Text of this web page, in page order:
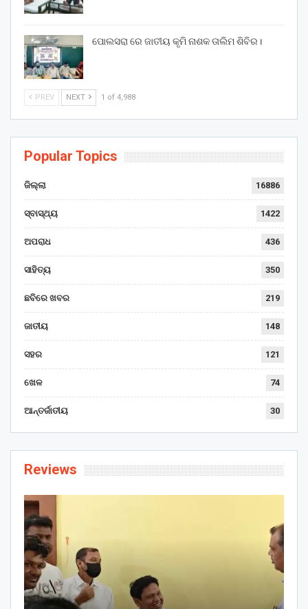
ପୋଲସରା ରେ ଜାତୀୟ କୃମି ନାଶକ ତାଲିମ ଶିବିର।
PREV NEXT 1 of 4,988
Popular Topics
ଜିଲ୍ଲା 16886
ସ୍ବାସ୍ଥ୍ୟ 1422
ଅପରାଧ 436
ସାହିତ୍ୟ 350
ଛବିରେ ଖବର 219
ଜାତୀୟ 148
ସହର 121
ଖେଳ 74
ଆନ୍ତର୍ଜାତୀୟ 30
Reviews